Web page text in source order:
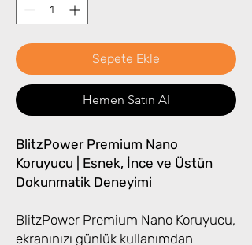
Sepete Ekle
Hemen Satın Al
BlitzPower Premium Nano
Koruyucu | Esnek, İnce ve Üstün
Dokunmatik Deneyimi
BlitzPower Premium Nano Koruyucu,
ekranınızı günlük kullanımdan